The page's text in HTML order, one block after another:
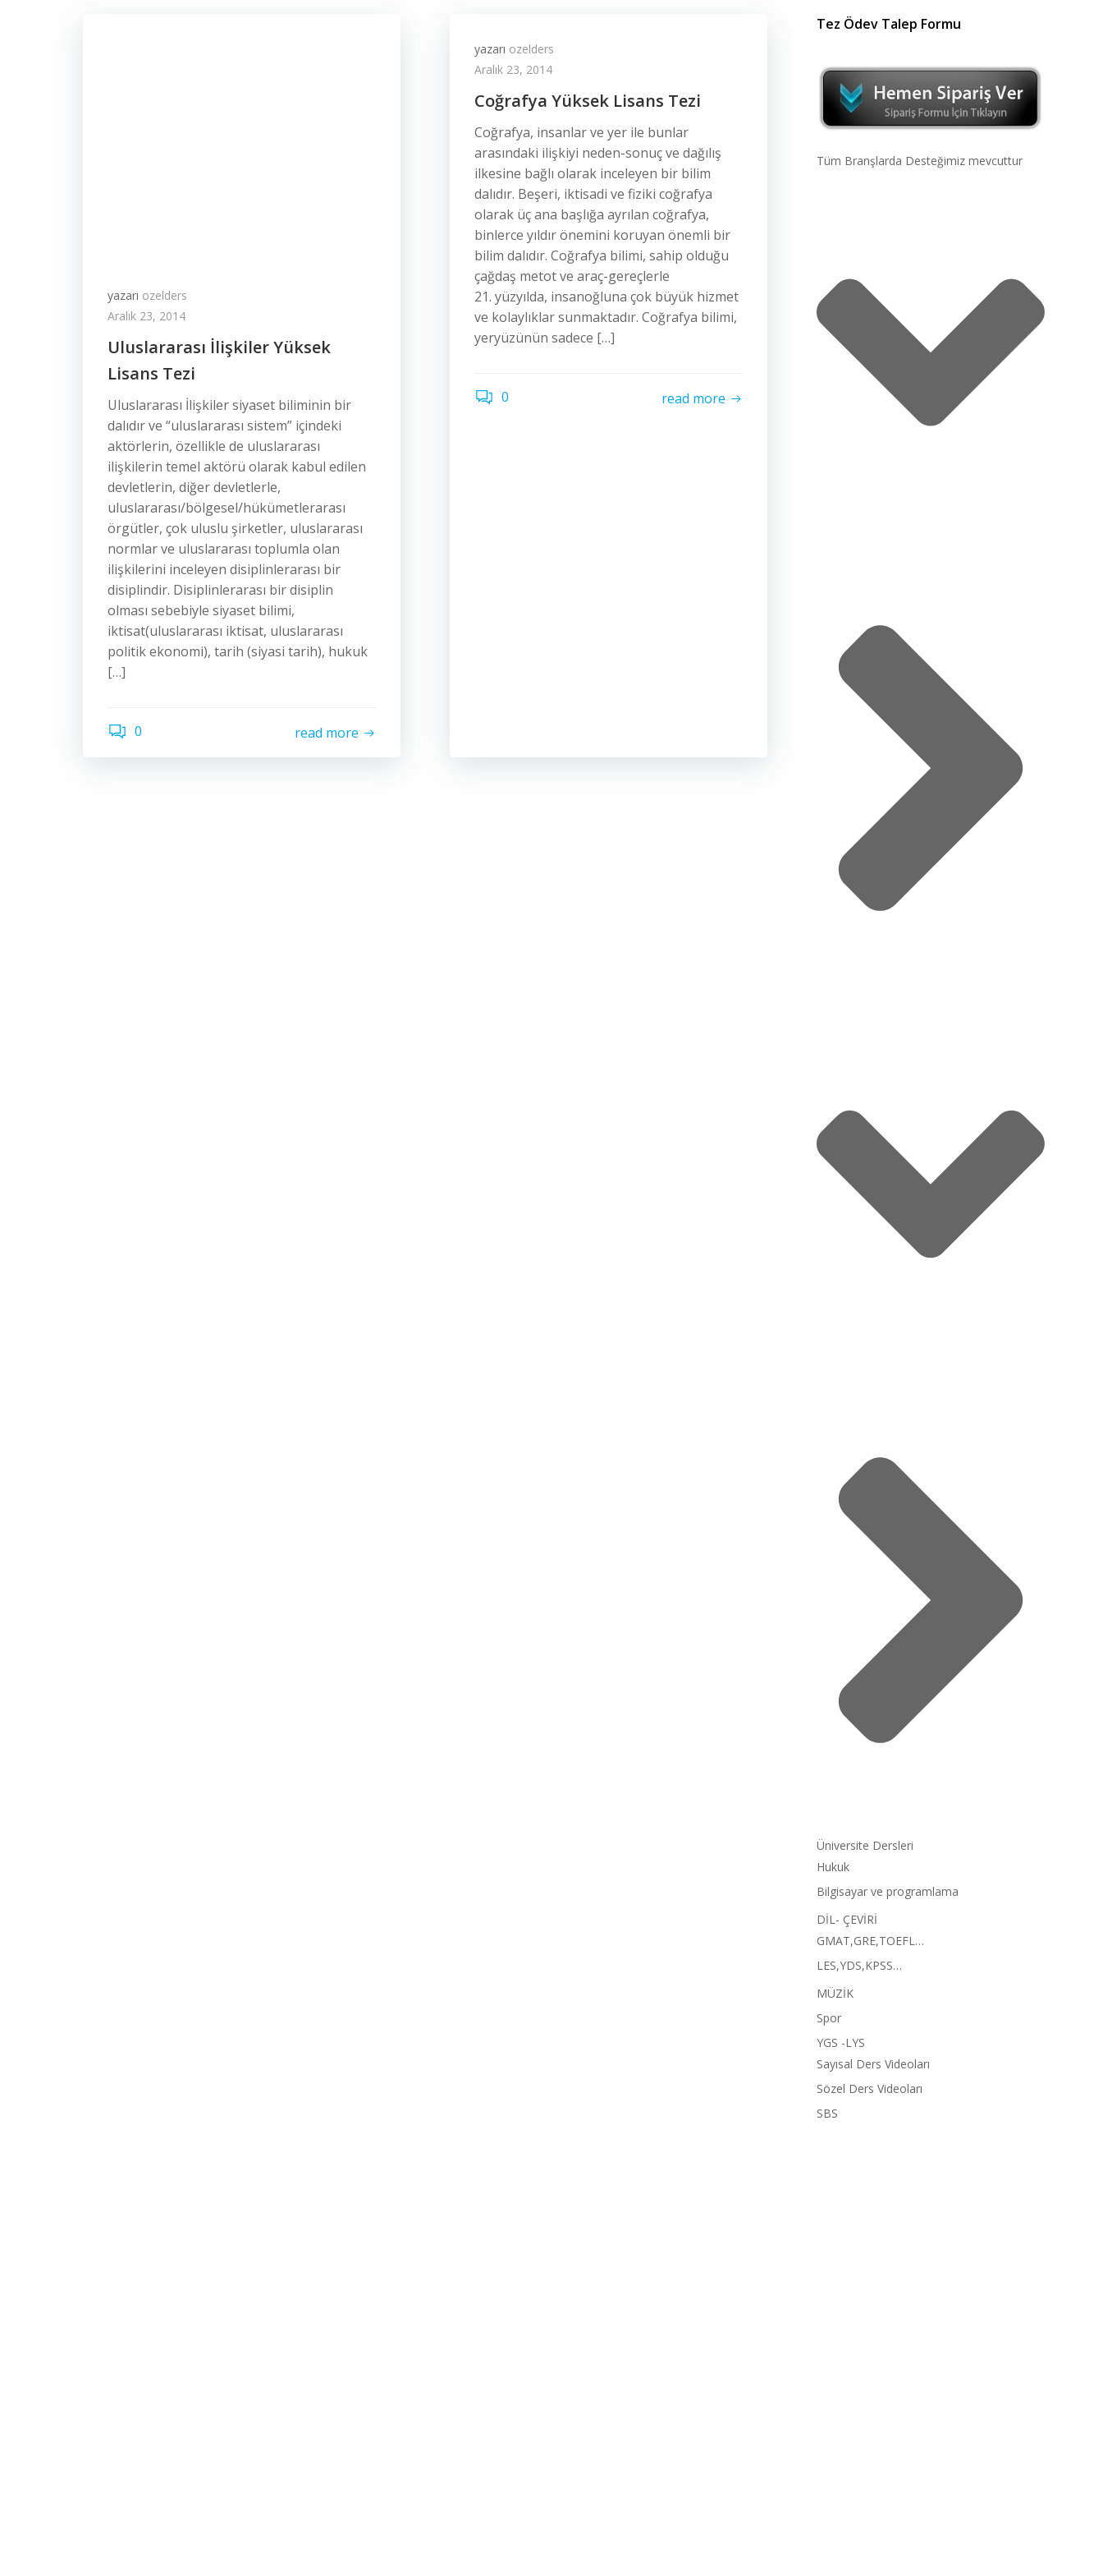
yazarı ozelders
Aralık 23, 2014
Uluslararası İlişkiler Yüksek
Lisans Tezi
Uluslararası İlişkiler siyaset biliminin bir
dalıdır ve “uluslararası sistem” içindeki
aktörlerin, özellikle de uluslararası
ilişkilerin temel aktörü olarak kabul edilen
devletlerin, diğer devletlerle,
uluslararası/bölgesel/hükümetlerarası
örgütler, çok uluslu şirketler, uluslararası
normlar ve uluslararası toplumla olan
ilişkilerini inceleyen disiplinlerarası bir
disiplindir. Disiplinlerarası bir disiplin
olması sebebiyle siyaset bilimi,
iktisat(uluslararası iktisat, uluslararası
politik ekonomi), tarih (siyasi tarih), hukuk
[…]
0 read more
yazarı ozelders
Aralık 23, 2014
Coğrafya Yüksek Lisans Tezi
Coğrafya, insanlar ve yer ile bunlar
arasındaki ilişkiyi neden-sonuç ve dağılış
ilkesine bağlı olarak inceleyen bir bilim
dalıdır. Beşeri, iktisadi ve fiziki coğrafya
olarak üç ana başlığa ayrılan coğrafya,
binlerce yıldır önemini koruyan önemli bir
bilim dalıdır. Coğrafya bilimi, sahip olduğu
çağdaş metot ve araç-gereçlerle
21. yüzyılda, insanoğluna çok büyük hizmet
ve kolaylıklar sunmaktadır. Coğrafya bilimi,
yeryüzünün sadece […]
0 read more
Tez Ödev Talep Formu
Tüm Branşlarda Desteğimiz mevcuttur
Üniversite Dersleri
Hukuk
Bilgisayar ve programlama
DİL- ÇEVİRİ
GMAT,GRE,TOEFL…
LES,YDS,KPSS…
MÜZİK
Spor
YGS -LYS
Sayısal Ders Videoları
Sözel Ders Videoları
SBS